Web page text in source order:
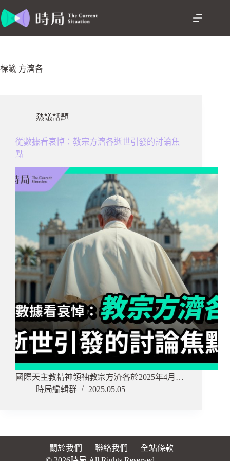
至
容
標籤 方濟各
熱議話題
從數據看哀悼：教宗方濟各逝世引發的討論焦
點
國際天主教精神領袖教宗方濟各於2025年4月…
時局編輯群
2025.05.05
關於我們 聯絡我們
全站條款